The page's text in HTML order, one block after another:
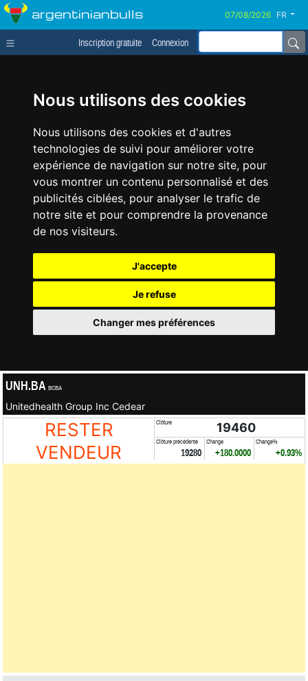
Nous utilisons des cookies
Nous utilisons des cookies et d'autres
technologies de suivi pour améliorer votre
expérience de navigation sur notre site, pour
vous montrer un contenu personnalisé et des
publicités ciblées, pour analyser le trafic de
notre site et pour comprendre la provenance
de nos visiteurs.
J'accepte
Je refuse
Changer mes préférences
argentinianbulls FR
Inscription gratuite Connexion
UNH.BA BCBA
Unitedhealth Group Inc Cedear
RESTER
VENDEUR
Clôture 19460
Clôture précédente
19280
Change
+180.0000
Change%
+0.93%